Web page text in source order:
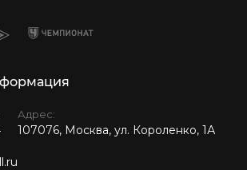
Адрес:
107076, Москва, ул. Короленко, 1А